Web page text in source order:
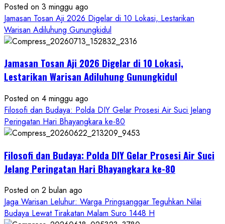
Petilasan
Sendangwangi
Mohon
Restu
Hayuning
Bawono
Posted on 3 minggu ago
Jamasan Tosan Aji 2026 Digelar di 10 Lokasi, Lestarikan
Warisan Adiluhung Gunungkidul
Jamasan Tosan Aji 2026 Digelar di 10 Lokasi,
Lestarikan Warisan Adiluhung Gunungkidul
Posted on 4 minggu ago
Filosofi dan Budaya: Polda DIY Gelar Prosesi Air Suci Jelang
Peringatan Hari Bhayangkara ke-80
Filosofi dan Budaya: Polda DIY Gelar Prosesi Air Suci
Jelang Peringatan Hari Bhayangkara ke-80
Posted on 2 bulan ago
Jaga Warisan Leluhur: Warga Pringsanggar Teguhkan Nilai
Budaya Lewat Tirakatan Malam Suro 1448 H